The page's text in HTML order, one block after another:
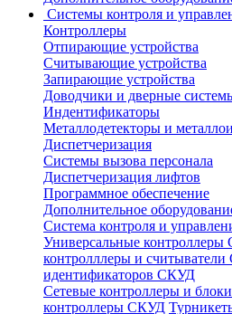
Системы контроля и
Контроллеры
Отпирающие устройства
Считывающие устройства
Запирающие устройства
Доводчики и дверные
Индентификаторы
Металлодетекторы и
Диспетчеризация
Системы вызова персонала
Диспетчеризация лифтов
Программное обеспечение
Дополнительное
Система контроля и
Универсальные
контролллеры и
идентификаторов СКУД
Сетевые контроллеры и
контроллеры СКУД